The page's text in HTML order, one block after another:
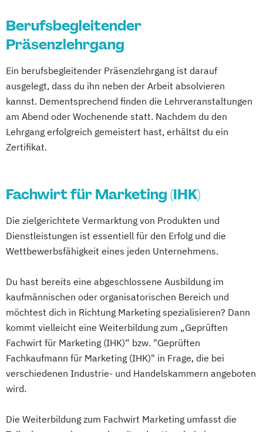
Berufsbegleitender
Präsenzlehrgang
Ein berufsbegleitender Präsenzlehrgang ist darauf
ausgelegt, dass du ihn neben der Arbeit absolvieren
kannst. Dementsprechend finden die Lehrveranstaltungen
am Abend oder Wochenende statt. Nachdem du den
Lehrgang erfolgreich gemeistert hast, erhältst du ein
Zertifikat.
Fachwirt für Marketing (IHK)
Die zielgerichtete Vermarktung von Produkten und
Dienstleistungen ist essentiell für den Erfolg und die
Wettbewerbsfähigkeit eines jeden Unternehmens.
Du hast bereits eine abgeschlossene Ausbildung im
kaufmännischen oder organisatorischen Bereich und
möchtest dich in Richtung Marketing spezialisieren? Dann
kommt vielleicht eine Weiterbildung zum „Geprüften
Fachwirt für Marketing (IHK)“ bzw. "Geprüften
Fachkaufmann für Marketing (IHK)" in Frage, die bei
verschiedenen Industrie- und Handelskammern angeboten
wird.
Die Weiterbildung zum Fachwirt Marketing umfasst die